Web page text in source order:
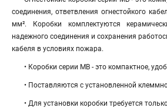
соединения, ответвления огнестойкого
мм². Коробки комплектуются
надежного соединения и сохранения
кабеля в условиях пожара.
• Коробки серии МВ - это компактное,
• Поставляются с установленной
• Для установки коробки требуется